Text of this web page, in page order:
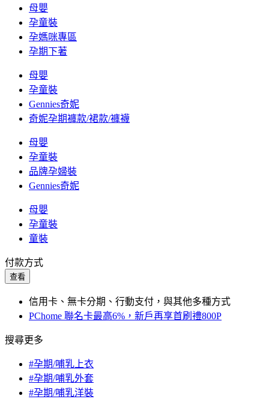
母嬰
孕童裝
孕媽咪專區
孕期下著
母嬰
孕童裝
Gennies奇妮
奇妮孕期褲款/裙款/褲襪
母嬰
孕童裝
品牌孕婦裝
Gennies奇妮
母嬰
孕童裝
童裝
付款方式
查看
信用卡、無卡分期、行動支付，與其他多種方式
PChome 聯名卡最高6%，新戶再享首刷禮800P
搜尋更多
#孕期/哺乳上衣
#孕期/哺乳外套
#孕期/哺乳洋裝